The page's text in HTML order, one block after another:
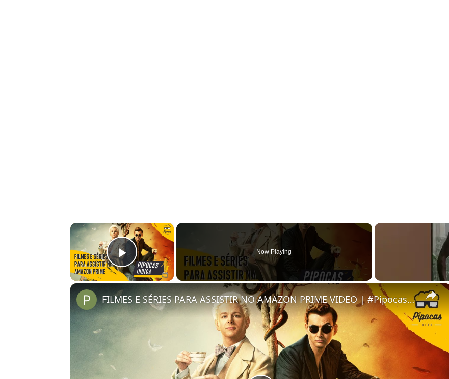
×
Play Video
Now Playing
×
FILMES E SÉRIES PARA ASSISTIR NO AMAZON PRIME VIDEO | #PipocasIndica 7